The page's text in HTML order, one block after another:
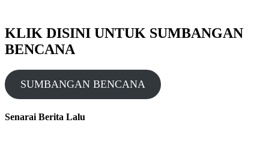
KLIK DISINI UNTUK SUMBANGAN
BENCANA
SUMBANGAN BENCANA
Senarai Berita Lalu